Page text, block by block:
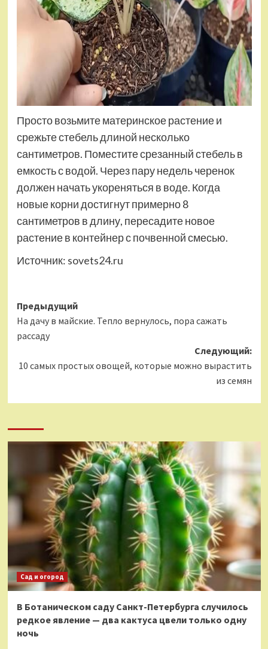
Просто возьмите материнское растение и
срежьте стебель длиной несколько
сантиметров. Поместите срезанный стебель в
емкость с водой. Через пару недель черенок
должен начать укореняться в воде. Когда
новые корни достигнут примерно 8
сантиметров в длину, пересадите новое
растение в контейнер с почвенной смесью.
Источник: sovets24.ru
Навигация
записи
Предыдущий
На дачу в майские. Тепло вернулось, пора сажать
рассаду
Следующий:
10 самых простых овощей, которые можно вырастить
из семян
Сад и огород
В Ботаническом саду Санкт-Петербурга случилось
редкое явление — два кактуса цвели только одну
ночь